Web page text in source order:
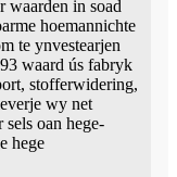
in soad
hoemannichte
te ynvestearjen
waard ús fabryk
stofferwidering,
wy net
oan hege-
hege